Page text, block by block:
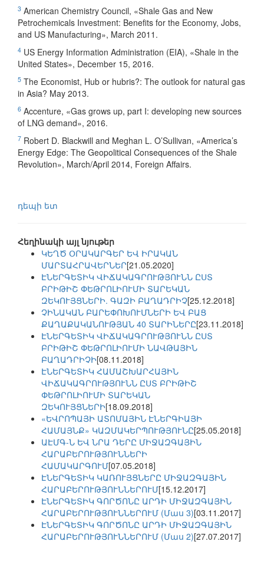
3 American Chemistry Council, «Shale Gas and New
Petrochemicals Investment: Benefits for the Economy, Jobs,
and US Manufacturing», March 2011.
4 US Energy Information Administration (EIA), «Shale in the
United States», December 15, 2016.
5 The Economist, Hub or hubris?: The outlook for natural gas
in Asia? May 2013.
6 Accenture, «Gas grows up, part I: developing new sources
of LNG demand», 2016.
7 Robert D. Blackwill and Meghan L. O’Sullivan, «America’s
Energy Edge: The Geopolitical Consequences of the Shale
Revolution», March/April 2014, Foreign Affairs.
դեպի ետ
Հեղինակի այլ նյութեր
ԿԵՂԾ ՕՐԱԿԱՐԳԵՐ ԵՎ ԻՐԱԿԱՆ
ՄԱՐՏԱՀՐԱՎԵՐՆԵՐ[21.05.2020]
ԷՆԵՐԳԵՏԻԿ ՎԻՃԱԿԱԳՐՈՒԹՅՈՒՆՆ ԸՍՏ
ԲՐԻԹԻՇ ՓԵԹՐՈԼԻՈՒՄԻ ՏԱՐԵԿԱՆ
ԶԵԿՈՒՅՑՆԵՐԻ. ԳԱԶԻ ԲԱՂԱԴՐԻՉ[25.12.2018]
ՉԻՆԱԿԱՆ ԲԱՐԵՓՈԽՈՒՄՆԵՐԻ ԵՎ ԲԱՑ
ՔԱՂԱՔԱԿԱՆՈՒԹՅԱՆ 40 ՏԱՐԻՆԵՐԸ[23.11.2018]
ԷՆԵՐԳԵՏԻԿ ՎԻՃԱԿԱԳՐՈՒԹՅՈՒՆՆ ԸՍՏ
ԲՐԻԹԻՇ ՓԵԹՐՈԼԻՈՒՄԻ ՆԱՎԹԱՅԻՆ
ԲԱՂԱԴՐԻՉԻ[08.11.2018]
ԷՆԵՐԳԵՏԻԿ ՀԱՄԱՇԽԱՐՀԱՅԻՆ
ՎԻՃԱԿԱԳՐՈՒԹՅՈՒՆՆ ԸՍՏ ԲՐԻԹԻՇ
ՓԵԹՐՈԼԻՈՒՄԻ ՏԱՐԵԿԱՆ
ԶԵԿՈՒՅՑՆԵՐԻ[18.09.2018]
«ԵՎՐՈՊԱՅԻ ԱՏՈՄԱՅԻՆ ԷՆԵՐԳԻԱՅԻ
ՀԱՄԱՅՆՔ» ԿԱԶՄԱԿԵՐՊՈՒԹՅՈՒՆԸ[25.05.2018]
ԱԷՄԳ-Ն ԵՎ ՆՐԱ ԴԵՐԸ ՄԻՋԱԶԳԱՅԻՆ
ՀԱՐԱԲԵՐՈՒԹՅՈՒՆՆԵՐԻ
ՀԱՄԱԿԱՐԳՈՒՄ[07.05.2018]
ԷՆԵՐԳԵՏԻԿ ԿԱՌՈՒՅՑՆԵՐԸ ՄԻՋԱԶԳԱՅԻՆ
ՀԱՐԱԲԵՐՈՒԹՅՈՒՆՆԵՐՈՒՄ[15.12.2017]
ԷՆԵՐԳԵՏԻԿ ԳՈՐԾՈՆԸ ԱՐԴԻ ՄԻՋԱԶԳԱՅԻՆ
ՀԱՐԱԲԵՐՈՒԹՅՈՒՆՆԵՐՈՒՄ (Մաս 3)[03.11.2017]
ԷՆԵՐԳԵՏԻԿ ԳՈՐԾՈՆԸ ԱՐԴԻ ՄԻՋԱԶԳԱՅԻՆ
ՀԱՐԱԲԵՐՈՒԹՅՈՒՆՆԵՐՈՒՄ (Մաս 2)[27.07.2017]